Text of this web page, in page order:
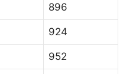
896
924
952